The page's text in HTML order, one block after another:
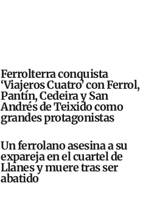
Ferrolterra conquista
‘Viajeros Cuatro’ con Ferrol,
Pantín, Cedeira y San
Andrés de Teixido como
grandes protagonistas
Un ferrolano asesina a su
expareja en el cuartel de
Llanes y muere tras ser
abatido